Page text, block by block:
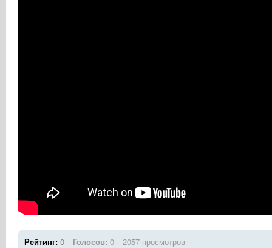
Рейтинг: 0 Голосов: 0 2057 просмотров